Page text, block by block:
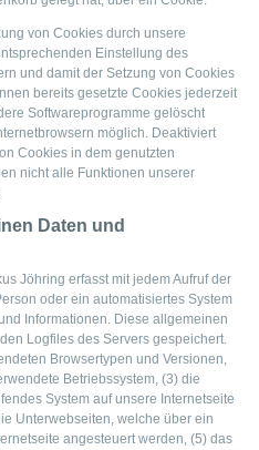
von Cookies durch unsere
Einstellung des
und damit der Setzung von Cookies
bereits gesetzte Cookies jederzeit
Softwareprogramme gelöscht
möglich. Deaktiviert
Cookies in dem genutzten
nicht alle Funktionen unserer
Daten und
Jöhring erfasst mit jedem Aufruf der
oder ein automatisiertes System
Informationen. Diese allgemeinen
Logfiles des Servers gespeichert.
Browsertypen und Versionen,
Betriebssystem, (3) die
System auf unsere Internetseite
Unterwebseiten, welche über ein
angesteuert werden, (5) das